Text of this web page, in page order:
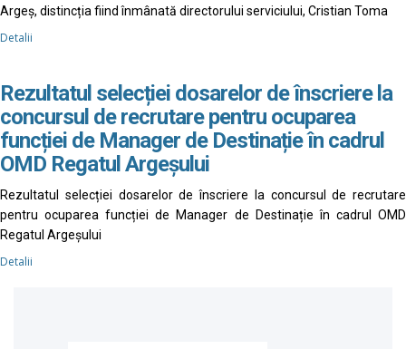
Argeș, distincția fiind înmânată directorului serviciului, Cristian Toma
Detalii
Rezultatul selecției dosarelor de înscriere la
concursul de recrutare pentru ocuparea
funcției de Manager de Destinație în cadrul
OMD Regatul Argeșului
Rezultatul selecției dosarelor de înscriere la concursul de recrutare
pentru ocuparea funcției de Manager de Destinație în cadrul OMD
Regatul Argeșului
Detalii